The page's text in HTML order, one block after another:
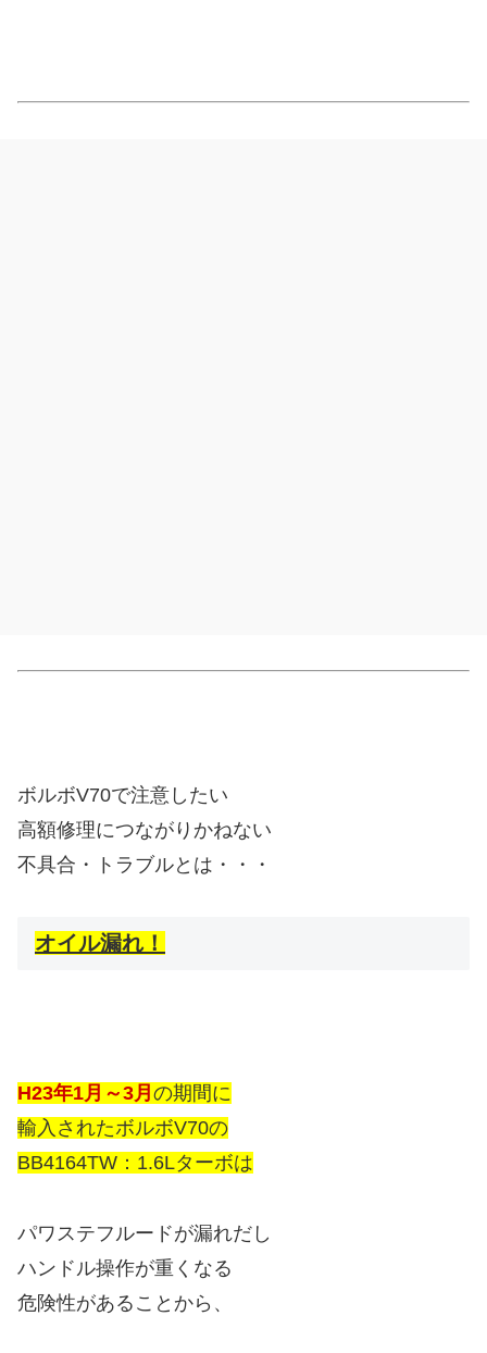
ボルボV70で注意したい
高額修理につながりかねない
不具合・トラブルとは・・・
オイル漏れ！
H23年1月～3月 の期間に
輸入されたボルボV70の
BB4164TW：1.6Lターボは
パワステフルードが漏れだし
ハンドル操作が重くなる
危険性があることから、